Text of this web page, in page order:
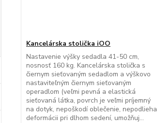
Kancelárska stolička iOO
Nastavenie výšky sedadla 41-50 cm,
nosnosť 160 kg. Kancelárska stolička s
čiernym sieťovaným sedadlom a výškovo
nastaviteľným čiernym sieťovaným
operadlom (veľmi pevná a elastická
sieťovaná látka, povrch je veľmi príjemný
na dotyk, nepoškodí oblečenie, nepodlieha
deformácii pri dlhom sedení, umožňuj...